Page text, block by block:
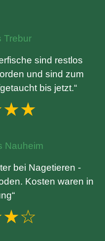
Trebur
sind restlos
und sind zum
bis jetzt.“
Nauheim
bei Nagetieren -
Kosten waren in